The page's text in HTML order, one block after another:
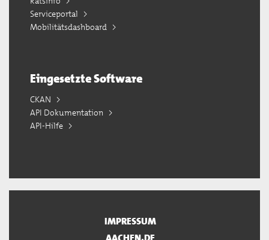
Serviceportal
Mobilitätsdashboard
Eingesetzte Software
CKAN
API Dokumentation
API-Hilfe
IMPRESSUM